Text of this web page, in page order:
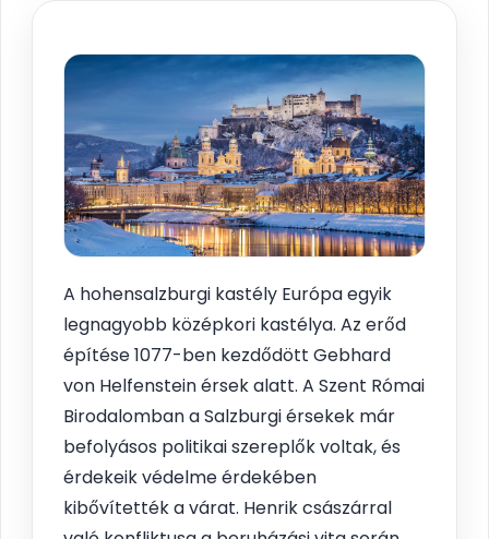
A hohensalzburgi kastély Európa egyik
legnagyobb középkori kastélya. Az erőd
építése 1077-ben kezdődött Gebhard
von Helfenstein érsek alatt. A Szent Római
Birodalomban a Salzburgi érsekek már
befolyásos politikai szereplők voltak, és
érdekeik védelme érdekében
kibővítették a várat. Henrik császárral